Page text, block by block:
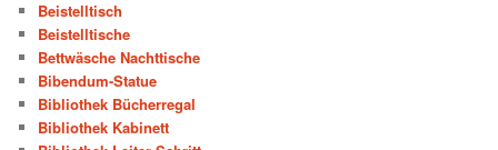
Beistelltisch
Beistelltische
Bettwäsche Nachttische
Bibendum-Statue
Bibliothek Bücherregal
Bibliothek Kabinett